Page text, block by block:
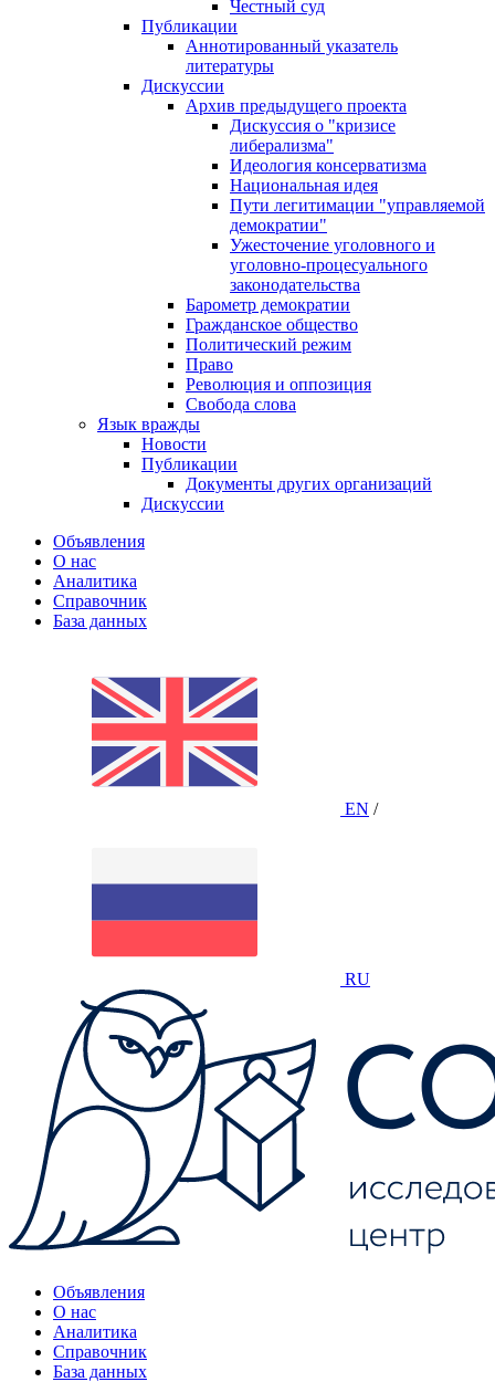
Честный суд
Публикации
Аннотированный указатель
литературы
Дискуссии
Архив предыдущего проекта
Дискуссия о "кризисе
либерализма"
Идеология консерватизма
Национальная идея
Пути легитимации "управляемой
демократии"
Ужесточение уголовного и
уголовно-процесуального
законодательства
Барометр демократии
Гражданское общество
Политический режим
Право
Революция и оппозиция
Свобода слова
Язык вражды
Новости
Публикации
Документы других организаций
Дискуссии
Объявления
О нас
Аналитика
Справочник
База данных
EN /
RU
Объявления
О нас
Аналитика
Справочник
База данных